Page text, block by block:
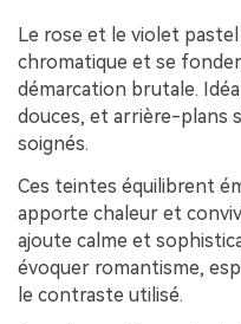
Le rose et le violet
chromatique et se
démarcation brutale.
douces, et arrière-plans
soignés.
Ces teintes équilibrent
apporte chaleur et
ajoute calme et
évoquer romantisme,
le contraste utilisé.